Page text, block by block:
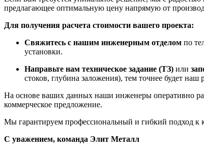
предлагающее оптимальную цену напрямую от
Для получения расчета стоимости вашего проекта:
Свяжитесь с нашим инженерным отделом по
установки.
Направьте нам техническое задание (ТЗ) или
стоков, глубина заложения), тем точнее будет наш
На основе ваших данных наши инженеры оперативно
коммерческое предложение.
Мы гарантируем профессиональный и гибкий подход к
С уважением, команда Элит Металл